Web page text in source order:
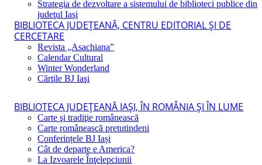
Strategia de dezvoltare a sistemului de biblioteci publice din
judeţul Iaşi
BIBLIOTECA JUDEŢEANĂ, CENTRU EDITORIAL ŞI DE
CERCETARE
Revista „Asachiana”
Calendar Cultural
Winter Wonderland
Cărţile BJ Iaşi
BIBLIOTECA JUDEŢEANĂ IAŞI, ÎN ROMÂNIA ŞI ÎN LUME
Carte şi tradiţie românească
Carte românească pretutindeni
Conferințele BJ Iași
Cât de departe e America?
La Izvoarele Înţelepciunii